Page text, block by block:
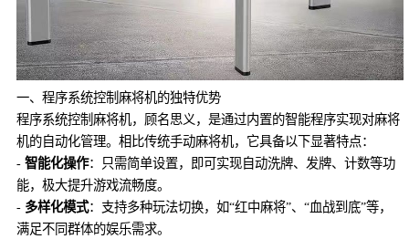
一、程序系统控制麻将机的独特优势
程序系统控制麻将机，顾名思义，是通过内置的智能程序实现对麻将
机的自动化管理。相比传统手动麻将机，它具备以下显著特点：
- 智能化操作：只需简单设置，即可实现自动洗牌、发牌、计数等功
能，极大提升游戏流畅度。
- 多样化模式：支持多种玩法切换，如“红中麻将”、“血战到底”等，
满足不同群体的娱乐需求。